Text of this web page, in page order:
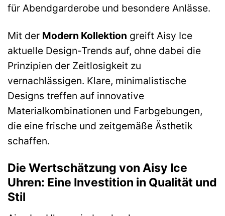
für Abendgarderobe und besondere Anlässe.
Mit der Modern Kollektion greift Aisy Ice
aktuelle Design-Trends auf, ohne dabei die
Prinzipien der Zeitlosigkeit zu
vernachlässigen. Klare, minimalistische
Designs treffen auf innovative
Materialkombinationen und Farbgebungen,
die eine frische und zeitgemäße Ästhetik
schaffen.
Die Wertschätzung von Aisy Ice
Uhren: Eine Investition in Qualität und
Stil